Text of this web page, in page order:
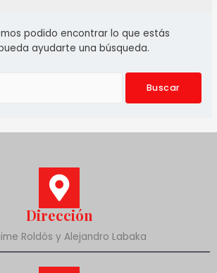
podido encontrar lo que estás
ayudarte una búsqueda.
Dirección
Roldós y Alejandro Labaka